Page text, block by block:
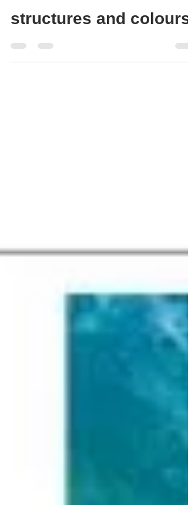
KUNSTLIEBTDESIGN
7. Okt. 2021
1 Min. Lesezeit
structures and colours